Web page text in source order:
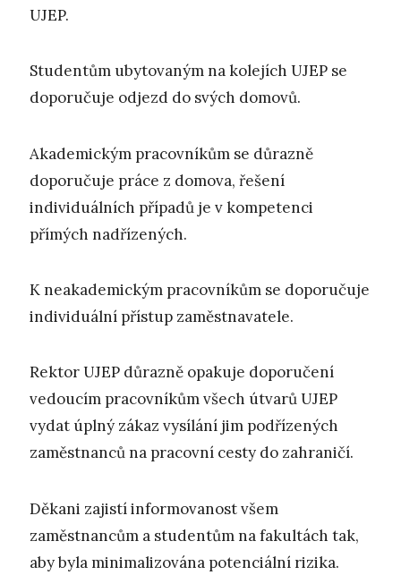
UJEP.
Studentům ubytovaným na kolejích UJEP se
doporučuje odjezd do svých domovů.
Akademickým pracovníkům se důrazně
doporučuje práce z domova, řešení
individuálních případů je v kompetenci
přímých nadřízených.
K neakademickým pracovníkům se doporučuje
individuální přístup zaměstnavatele.
Rektor UJEP důrazně opakuje doporučení
vedoucím pracovníkům všech útvarů UJEP
vydat úplný zákaz vysílání jim podřízených
zaměstnanců na pracovní cesty do zahraničí.
Děkani zajistí informovanost všem
zaměstnancům a studentům na fakultách tak,
aby byla minimalizována potenciální rizika.